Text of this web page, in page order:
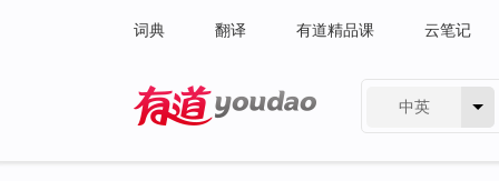
词典 翻译 有道精品课 云笔记
中英